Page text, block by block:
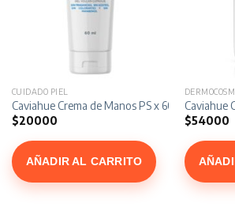
CUIDADO PIEL
Caviahue Crema de Manos PS x 60 ml
$20000
AÑADIR AL CARRITO
Caviahue
$54000